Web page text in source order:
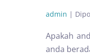
admin |
Apakah
anda